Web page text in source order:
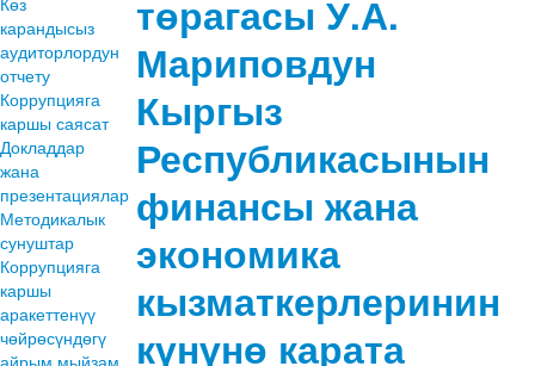
карандысыз
аудиторлордун
отчету
Коррупцияга
каршы саясат
Докладдар
жана
презентациялар
Методикалык
сунуштар
Коррупцияга
каршы
аракеттенүү
чөйрөсүндөгү
айрым мыйзам
төрагасы У.А.
Мариповдун
Кыргыз
Республикасынын
финансы жана
экономика
кызматкерлеринин
күнүнө карата